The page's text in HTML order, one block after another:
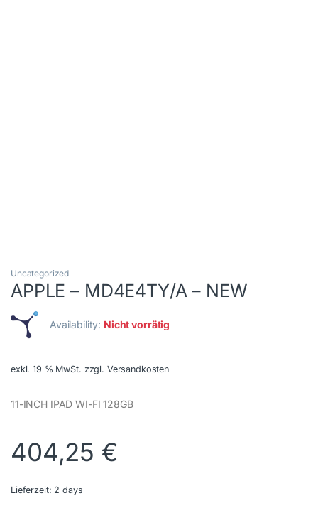
Uncategorized
APPLE – MD4E4TY/A – NEW
Availability: Nicht vorrätig
exkl. 19 % MwSt. zzgl. Versandkosten
11-INCH IPAD WI-FI 128GB
404,25 €
Lieferzeit: 2 days